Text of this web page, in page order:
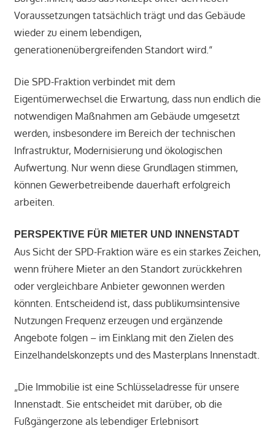
Voraussetzungen tatsächlich trägt und das Gebäude
wieder zu einem lebendigen,
generationenübergreifenden Standort wird.“
Die SPD-Fraktion verbindet mit dem
Eigentümerwechsel die Erwartung, dass nun endlich die
notwendigen Maßnahmen am Gebäude umgesetzt
werden, insbesondere im Bereich der technischen
Infrastruktur, Modernisierung und ökologischen
Aufwertung. Nur wenn diese Grundlagen stimmen,
können Gewerbetreibende dauerhaft erfolgreich
arbeiten.
PERSPEKTIVE FÜR MIETER UND INNENSTADT
Aus Sicht der SPD-Fraktion wäre es ein starkes Zeichen,
wenn frühere Mieter an den Standort zurückkehren
oder vergleichbare Anbieter gewonnen werden
könnten. Entscheidend ist, dass publikumsintensive
Nutzungen Frequenz erzeugen und ergänzende
Angebote folgen – im Einklang mit den Zielen des
Einzelhandelskonzepts und des Masterplans Innenstadt.
„Die Immobilie ist eine Schlüsseladresse für unsere
Innenstadt. Sie entscheidet mit darüber, ob die
Fußgängerzone als lebendiger Erlebnisort